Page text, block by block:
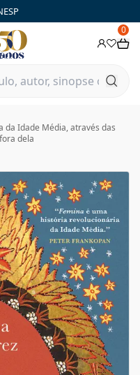
0
da Idade Média, através das
dela